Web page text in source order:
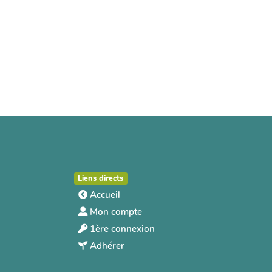
Liens directs
Accueil
Mon compte
1ère connexion
Adhérer